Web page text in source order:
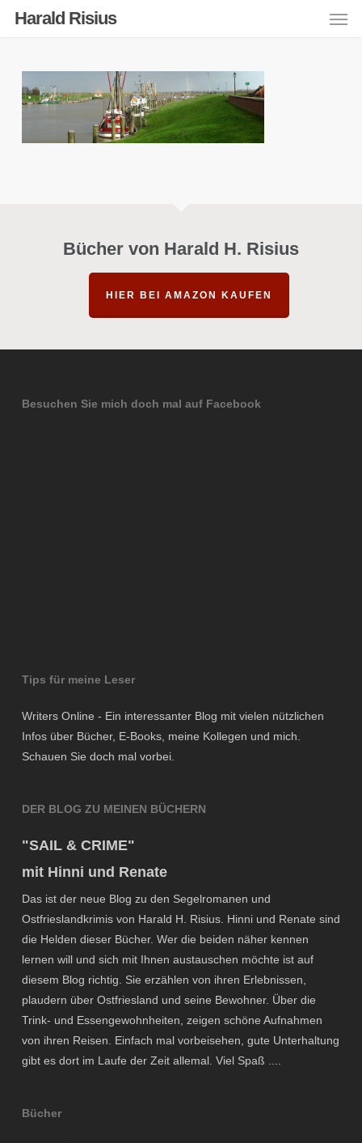
content
Harald Risius
Bücher von Harald H. Risius
HIER BEI AMAZON KAUFEN
Besuchen Sie mich doch mal auf Facebook
Tips für meine Leser
Writers Online - Ein interessanter Blog mit vielen nützlichen
Infos über Bücher, E-Books, meine Kollegen und mich.
Schauen Sie doch mal vorbei.
DER BLOG ZU MEINEN BÜCHERN
"SAIL & CRIME"
mit Hinni und Renate
Das ist der neue Blog zu den Segelromanen und
Ostfrieslandkrimis von Harald H. Risius. Hinni und Renate sind
die Helden dieser Bücher. Wer die beiden näher kennen
lernen will und sich mit Ihnen austauschen möchte ist auf
diesem Blog richtig. Sie erzählen von ihren Erlebnissen,
plaudern über Ostfriesland und seine Bewohner. Über die
Trink- und Essengewohnheiten, zeigen schöne Aufnahmen
von ihren Reisen. Einfach mal vorbeisehen, gute Unterhaltung
gibt es dort im Laufe der Zeit allemal. Viel Spaß ....
Bücher